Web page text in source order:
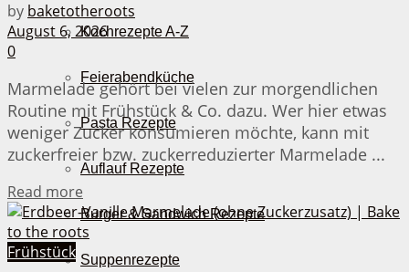
Kochrezepte A-Z
Feierabendküche
Pasta Rezepte
Auflauf Rezepte
Burger & Sandwich Rezepte
Suppenrezepte
by baketotheroots
August 6, 2026
0
Marmelade gehört bei vielen zur morgendlichen
Routine mit Frühstück & Co. dazu. Wer hier etwas
weniger Zucker konsumieren möchte, kann mit
zuckerfreier bzw. zuckerreduzierter Marmelade ...
Read more
Frühstück